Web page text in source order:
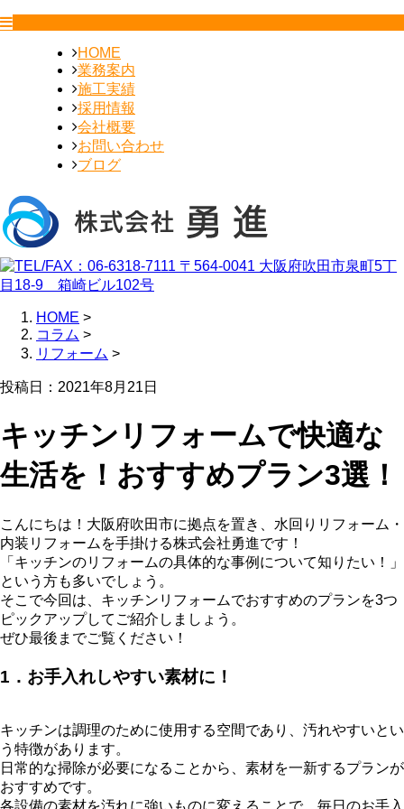
HOME
業務案内
施工実績
採用情報
会社概要
お問い合わせ
ブログ
HOME >
コラム >
リフォーム >
投稿日：2021年8月21日
キッチンリフォームで快適な
生活を！おすすめプラン3選！
こんにちは！大阪府吹田市に拠点を置き、水回りリフォーム・
内装リフォームを手掛ける株式会社勇進です！
「キッチンのリフォームの具体的な事例について知りたい！」
という方も多いでしょう。
そこで今回は、キッチンリフォームでおすすめのプランを3つ
ピックアップしてご紹介しましょう。
ぜひ最後までご覧ください！
1．お手入れしやすい素材に！
キッチンは調理のために使用する空間であり、汚れやすいとい
う特徴があります。
日常的な掃除が必要になることから、素材を一新するプランが
おすすめです。